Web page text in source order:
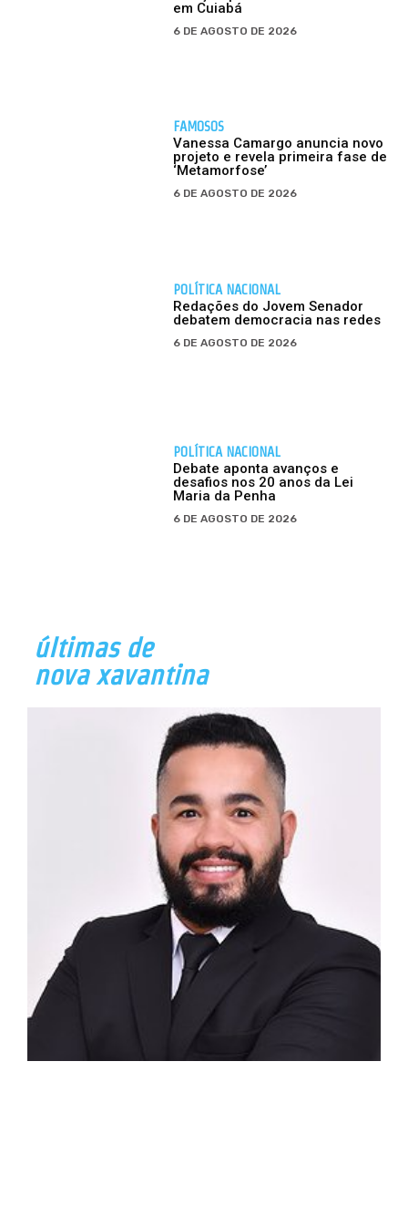
em Cuiabá
6 DE AGOSTO DE 2026
FAMOSOS
Vanessa Camargo anuncia novo
projeto e revela primeira fase de
‘Metamorfose’
6 DE AGOSTO DE 2026
POLÍTICA NACIONAL
Redações do Jovem Senador
debatem democracia nas redes
6 DE AGOSTO DE 2026
POLÍTICA NACIONAL
Debate aponta avanços e
desafios nos 20 anos da Lei
Maria da Penha
6 DE AGOSTO DE 2026
últimas de
nova xavantina